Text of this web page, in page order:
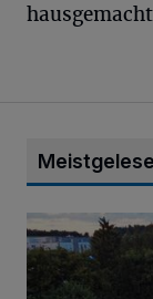
Vier Tage mit